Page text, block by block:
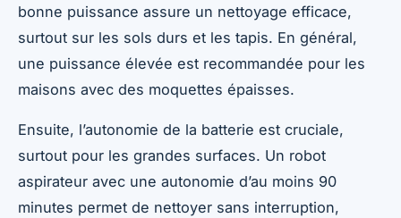
bonne puissance assure un nettoyage efficace,
surtout sur les sols durs et les tapis. En général,
une puissance élevée est recommandée pour les
maisons avec des moquettes épaisses.
Ensuite, l’autonomie de la batterie est cruciale,
surtout pour les grandes surfaces. Un robot
aspirateur avec une autonomie d’au moins 90
minutes permet de nettoyer sans interruption,